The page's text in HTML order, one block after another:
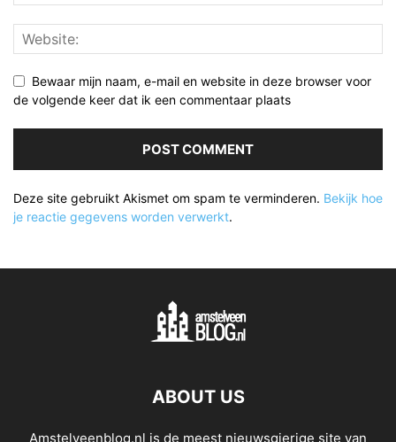
Bewaar mijn naam, e-mail en website in deze browser voor
de volgende keer dat ik een commentaar plaats
Deze site gebruikt Akismet om spam te verminderen. Bekijk hoe
je reactie gegevens worden verwerkt.
ABOUT US
Amstelveenblog.nl is de meest nieuwsgierige site van